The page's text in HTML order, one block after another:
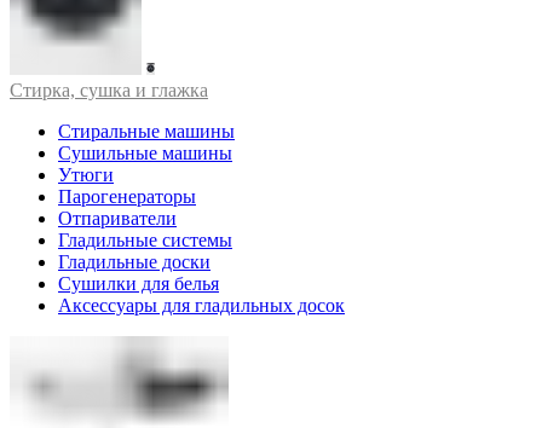
Стирка, сушка и глажка
Стиральные машины
Сушильные машины
Утюги
Парогенераторы
Отпариватели
Гладильные системы
Гладильные доски
Сушилки для белья
Аксессуары для гладильных досок